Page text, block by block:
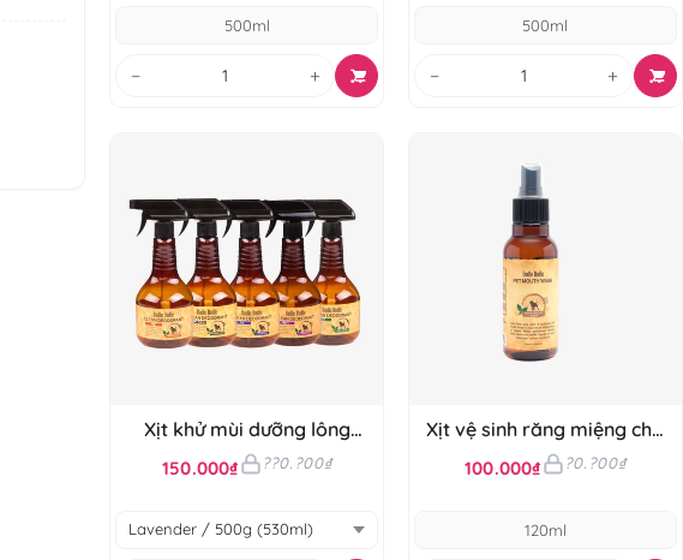
500ml
− +
500ml
− +
Xịt khử mùi dưỡng lông
Budle'Budle
150.000₫ ??0.?00₫
Xịt vệ sinh răng miệng cho
chó Budle'Budle
100.000₫ ?0.?00₫
120ml